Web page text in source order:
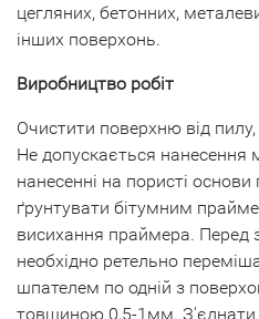
цегляних, бетонних,
інших поверхонь.
Виробництво робіт
Очистити поверхню від
Не допускається
нанесенні на пористі
ґрунтувати бітумним
висихання праймера. Перед
необхідно ретельно
шпателем по одній з
товщиною 0,5-1мм. З'єднати